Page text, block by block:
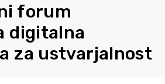
forum
digitalna
za ustvarjalnost